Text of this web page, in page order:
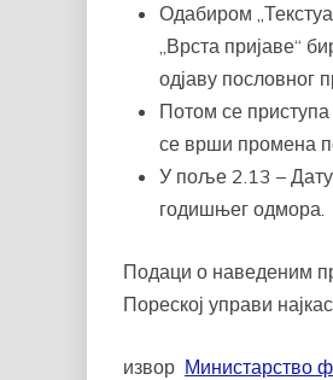
Одабиром
„Врста пријаве“
одјаву пословног
Потом се
се врши промена
У поље 2.13 –
годишњег одмора.
Подаци о наведеним
Пореској управи
извор Министарство